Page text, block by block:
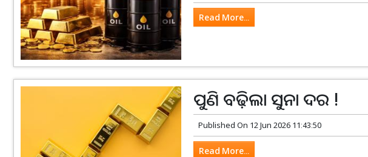
Read More...
ପୁଣି ବଢ଼ିଲା ସୁନା ଦର !
Published On 12 Jun 2026 11:43:50
Read More...